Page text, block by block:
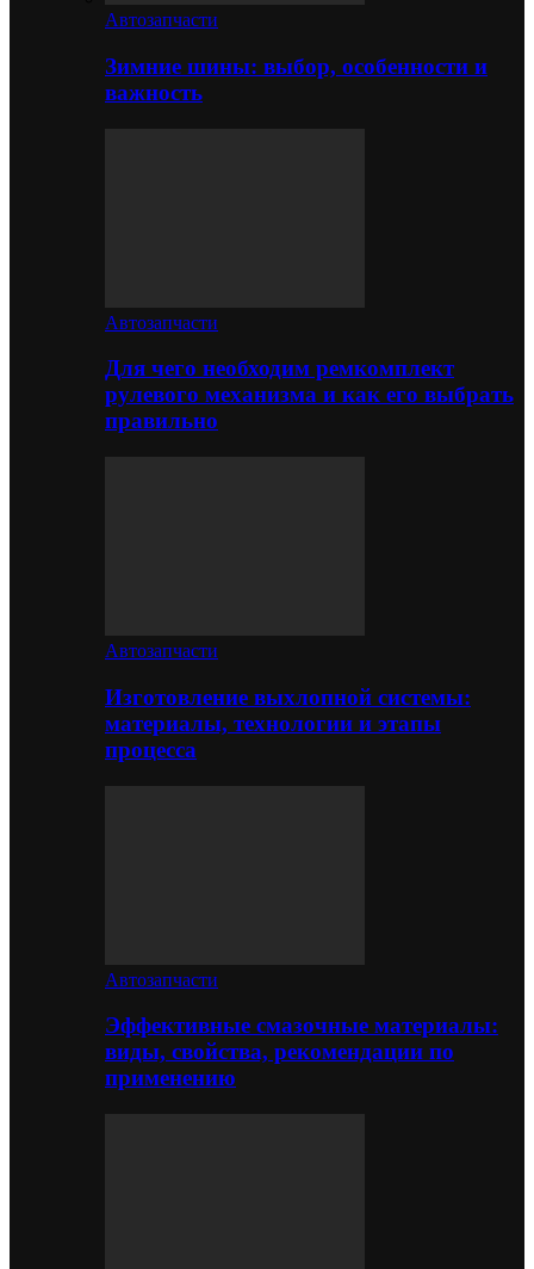
Автозапчасти
Зимние шины: выбор, особенности и
важность
Автозапчасти
Для чего необходим ремкомплект
рулевого механизма и как его выбрать
правильно
Автозапчасти
Изготовление выхлопной системы:
материалы, технологии и этапы
процесса
Автозапчасти
Эффективные смазочные материалы:
виды, свойства, рекомендации по
применению